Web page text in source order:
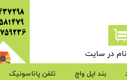
در سایت
من بند اپل واچ تلفن پاناسونیک